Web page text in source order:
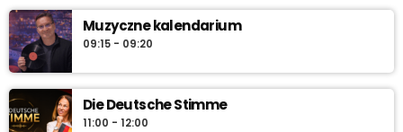
Muzyczne kalendarium
09:15 - 09:20
Die Deutsche Stimme
11:00 - 12:00